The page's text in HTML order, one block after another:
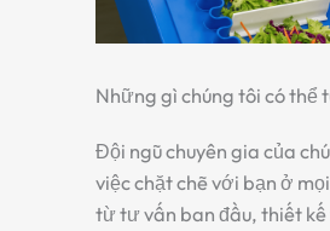
Những gì chúng tôi có thể
Đội ngũ chuyên gia của
việc chặt chẽ với bạn ở
từ tư vấn ban đầu, thiết kế